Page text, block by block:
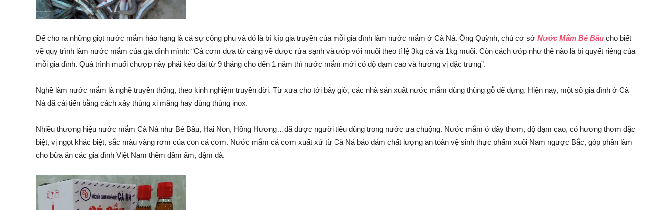
Để cho ra những giọt nước mắm hảo hạng là cả sự công phu và đó là bí kíp gia truyền của mỗi gia đình làm nước mắm ở Cà Ná. Ông Quỳnh, chủ cơ sở Nước Mắm Bé Bầu cho biết
về quy trình làm nước mắm của gia đình mình: “Cá cơm đưa từ cảng về được rửa sạnh và ướp với muối theo tỉ lệ 3kg cá và 1kg muối. Còn cách ướp như thế nào là bí quyết riêng của
mỗi gia đình. Quá trình muối chượp này phải kéo dài từ 9 tháng cho đến 1 năm thì nước mắm mới có độ đạm cao và hương vị đặc trưng”.
Nghề làm nước mắm là nghề truyền thống, theo kinh nghiệm truyền đời. Từ xưa cho tới bây giờ, các nhà sản xuất nước mắm dùng thùng gỗ để đựng. Hiện nay, một số gia đình ở Cà
Ná đã cải tiến bằng cách xây thùng xi măng hay dùng thùng inox.
Nhiều thương hiệu nước mắm Cà Ná như Bé Bầu, Hai Non, Hồng Hương…đã được người tiêu dùng trong nước ưa chuộng. Nước mắm ở đây thơm, độ đạm cao, có hương thơm đặc
biệt, vị ngọt khác biệt, sắc màu vàng rơm của con cá cơm. Nước mắm cá cơm xuất xứ từ Cà Ná bảo đảm chất lượng an toàn vệ sinh thực phẩm xuôi Nam ngược Bắc, góp phần làm
cho bữa ăn các gia đình Việt Nam thêm đầm ấm, đậm đà.